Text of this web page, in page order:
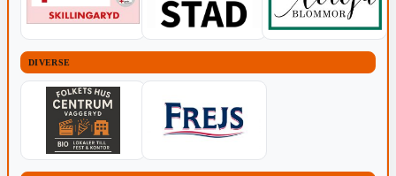
DIVERSE